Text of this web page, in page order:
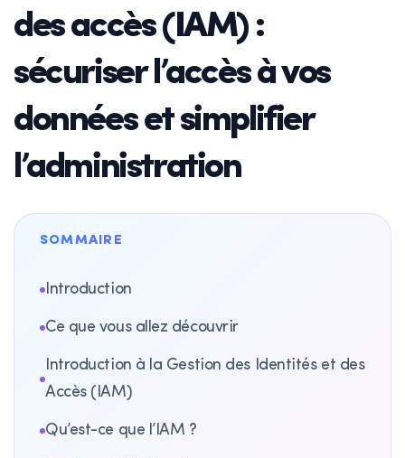
des accès (IAM) :
sécuriser l’accès à vos
données et simplifier
l’administration
SOMMAIRE
Introduction
Ce que vous allez découvrir
Introduction à la Gestion des Identités et des
Accès (IAM)
Qu’est-ce que l’IAM ?